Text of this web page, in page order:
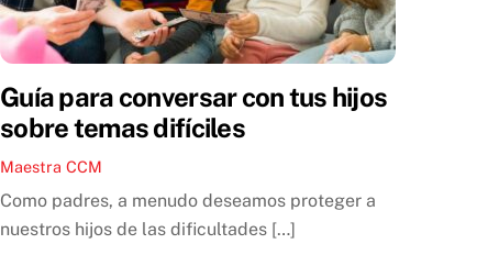
Guía para conversar con tus hijos
sobre temas difíciles
Maestra CCM
Como padres, a menudo deseamos proteger a
nuestros hijos de las dificultades […]